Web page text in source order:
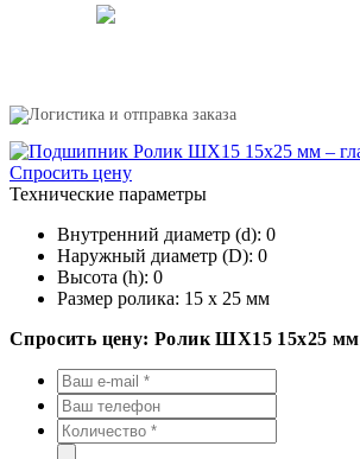
Спросить цену
Технические параметры
Внутренний диаметр (d): 0
Наружный диаметр (D): 0
Высота (h): 0
Размер ролика: 15 х 25 мм
Спросить цену: Ролик ШХ15 15х25 мм